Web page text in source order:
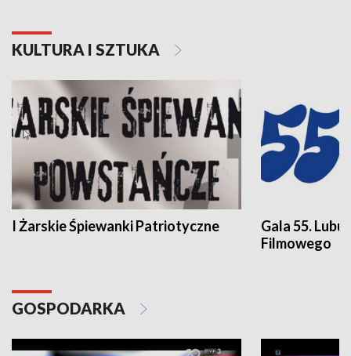
KULTURA I SZTUKA
I Żarskie Śpiewanki Patriotyczne
Gala 55.
Filmowego
GOSPODARKA